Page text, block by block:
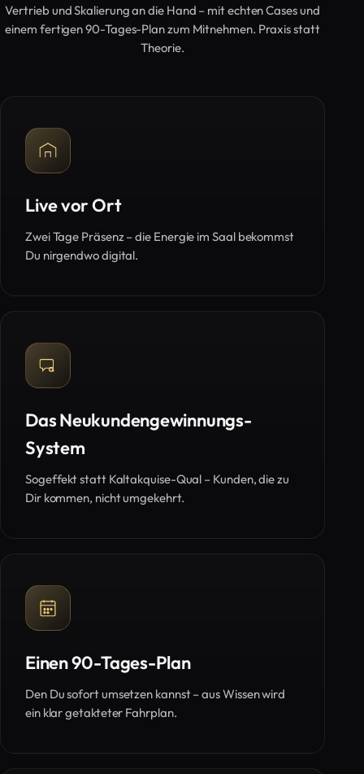
Vertrieb und Skalierung an die Hand – mit echten Cases und
einem fertigen 90-Tages-Plan zum Mitnehmen. Praxis statt
Theorie.
Live vor Ort
Zwei Tage Präsenz – die Energie im Saal bekommst
Du nirgendwo digital.
Das Neukundengewinnungs-
System
Sogeffekt statt Kaltakquise-Qual – Kunden, die zu
Dir kommen, nicht umgekehrt.
Einen 90-Tages-Plan
Den Du sofort umsetzen kannst – aus Wissen wird
ein klar getakteter Fahrplan.